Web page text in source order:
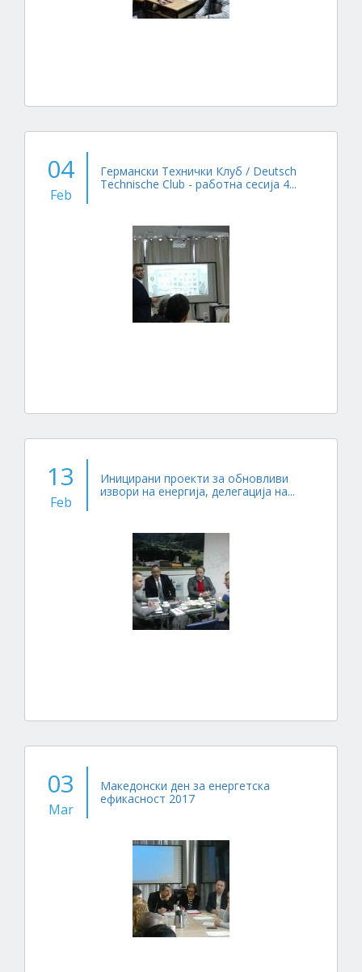
04
Feb
Германски Технички Клуб / Deutsch
Technische Club - работна сесија 4...
13
Feb
Иницирани проекти за обновливи
извори на енергија, делегација на...
03
Mar
Македонски ден за енергетска
ефикасност 2017